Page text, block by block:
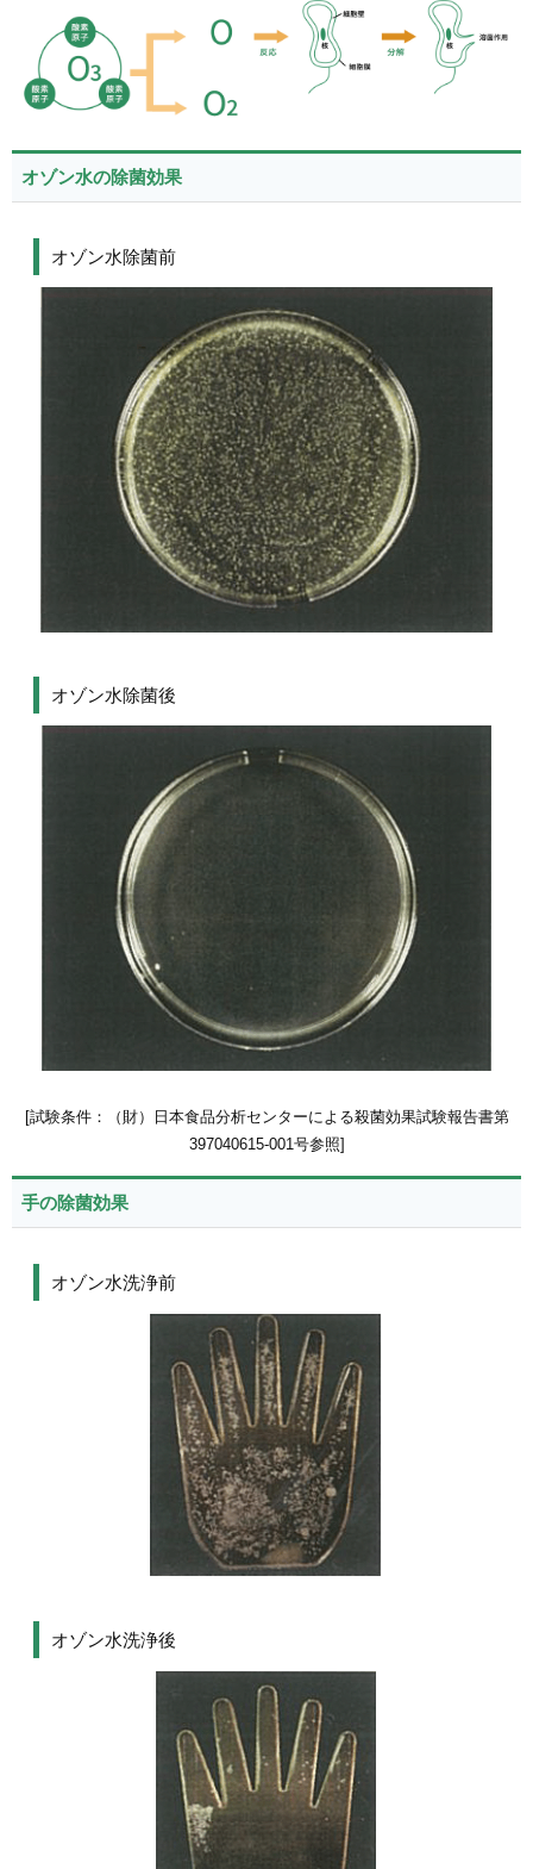
オゾン水の除菌効果
オゾン水除菌前
オゾン水除菌後
[試験条件：（財）日本食品分析センターによる殺菌効果試験報告書第
397040615-001号参照]
手の除菌効果
オゾン水洗浄前
オゾン水洗浄後